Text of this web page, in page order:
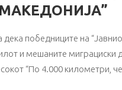
победниците на
и мешаните миграциски
“По 4.000 километри,